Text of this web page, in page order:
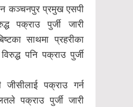
कञ्चनपुर प्रमुख एसपी
पक्राउ पुर्जी जारी
साथमा प्रहरीका
पनि पक्राउ पुर्जी
जीसीलाई पक्राउ गर्न
पक्राउ पुर्जी जारी